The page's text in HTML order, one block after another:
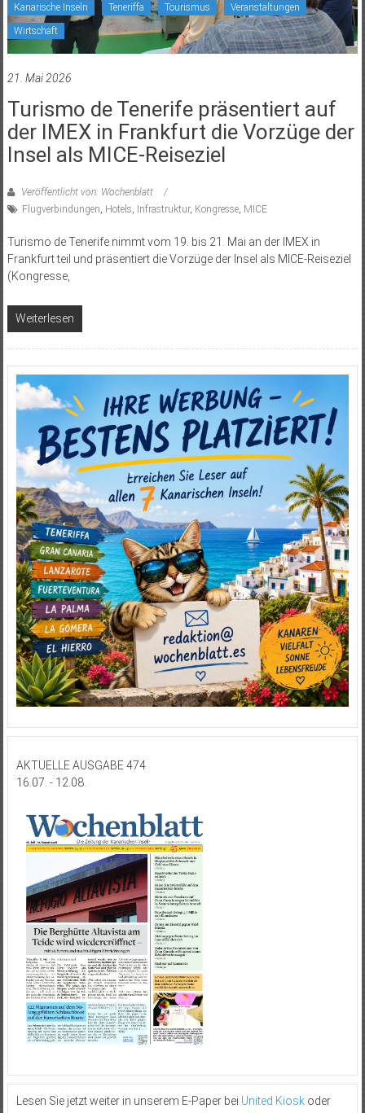
Kanarische Inseln Teneriffa Tourismus Veranstaltungen
Wirtschaft
21. Mai 2026
Turismo de Tenerife präsentiert auf
der IMEX in Frankfurt die Vorzüge der
Insel als MICE-Reiseziel
Veröffentlicht von: Wochenblatt
Flugverbindungen, Hotels, Infrastruktur, Kongresse, MICE
Turismo de Tenerife nimmt vom 19. bis 21. Mai an der IMEX in
Frankfurt teil und präsentiert die Vorzüge der Insel als MICE-Reiseziel
(Kongresse,
Weiterlesen
AKTUELLE AUSGABE 474
16.07. - 12.08.
Lesen Sie jetzt weiter in unserem E-Paper bei United Kioskoder